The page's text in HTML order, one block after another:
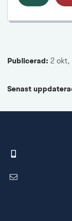
Publicerad: 2 okt,
Senast